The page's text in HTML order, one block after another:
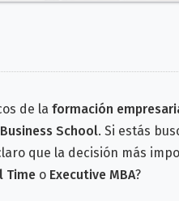
de la formación
Business School. Si estás
que la decisión más
Time o Executive MBA?